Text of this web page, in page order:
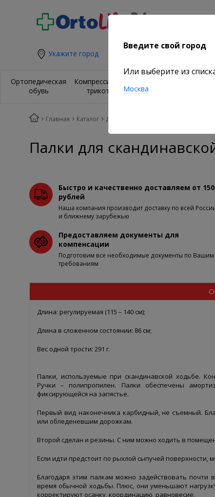
Укажите город
Ортопедическая
обувь
Компрессионный
трикотаж
Ортезы и
бандажи на
Главная Каталог Для занятия спортом и активного
Палки для
Быстро и качественно доставляем от 150
рублей
Наша компания производит доставку по всей
и ближнему зарубежью
Предоставляем документы для
компенсации
Подготовим все необходимые документы по Вашим
требованиям
Длина: регулируемая (115 – 140 см);
Длина в сложенном состоянии: 86 см;
Вес одной трости: 291 г.
Палки, используемые при скандинавской ходьбе.
Ручки – полипропилен. Палки обеспечены
фиксирующейся на запястье.
Первый вид наконечника карбидный, не съемный.
или обледеневшим дорожкам.
Второй сделан и резины. С ним можно ходить в
Если идти предстоит по рыхлой сыпучей поверхности,
Благодаря этим палкам можно задействовать
время обычной ходьбы. Плюс, они уменьшают
корректируют осанку, координацию, равновесие.
Введите свой город
Или выберите из
Москва